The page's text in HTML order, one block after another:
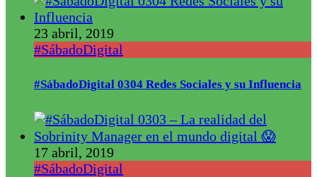
23 abril, 2019
#SábadoDigital
#SábadoDigital 0304 Redes Sociales y su Influencia
17 abril, 2019
#SábadoDigital